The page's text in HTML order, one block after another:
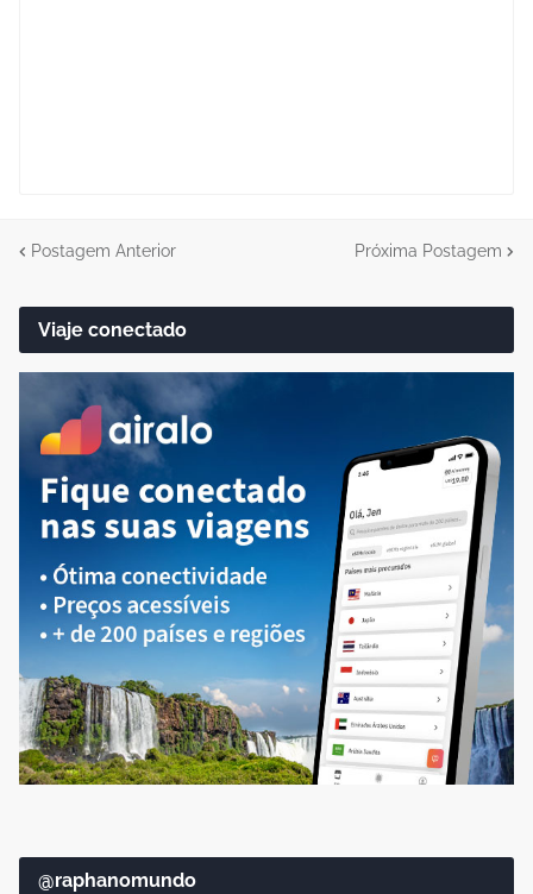
Postagem Anterior Próxima Postagem
Viaje conectado
@raphanomundo